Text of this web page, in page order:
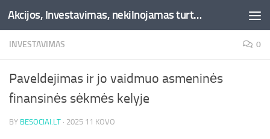
Skip to content Akcijos, Investavimas, nekilnojamas turtas, kriptovaliutos - Besociai.lt
INVESTAVIMAS 0
Paveldejimas ir jo vaidmuo asmeninės
finansinės sėkmės kelyje
BY BESOCIAI.LT · 2025 11 KOVO